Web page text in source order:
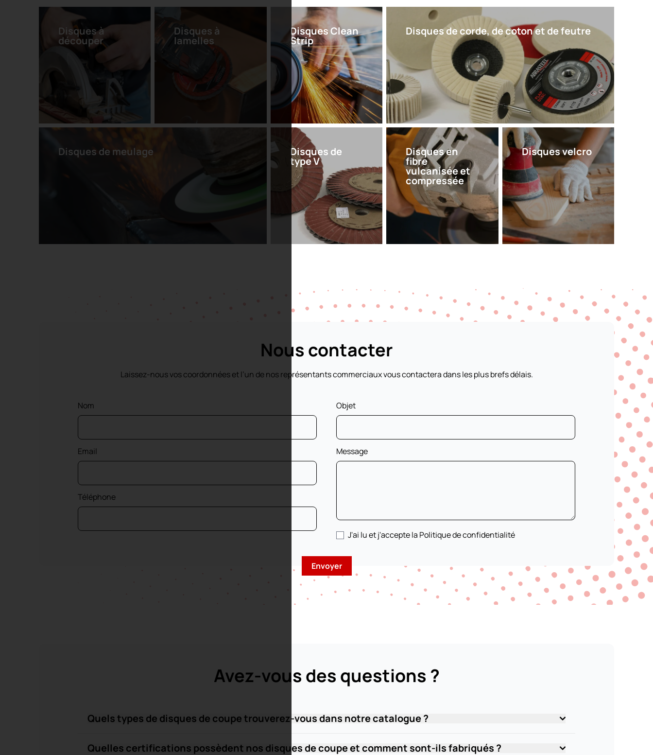
Disques à
découper
Disques à
lamelles
Disques Clean
Strip
Disques de corde, de coton et de feutre
Disques de meulage Disques de
type V
Disques en
fibre
vulcanisée et
compressée
Disques velcro
Nous contacter
Laissez-nous vos coordonnées et l’un de nos représentants commerciaux vous contactera dans les plus brefs délais.
Nom
Email
Téléphone
Objet
Message
J'ai lu et j'accepte la Politique de confidentialité
Avez-vous des questions ?
Quels types de disques de coupe trouverez-vous dans notre catalogue ?
Quelles certifications possèdent nos disques de coupe et comment sont-ils fabriqués ?